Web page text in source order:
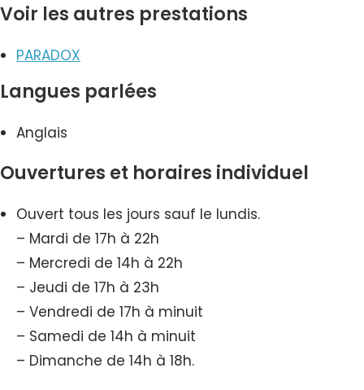
Voir les autres prestations
PARADOX
Langues parlées
Anglais
Ouvertures et horaires individuel
Ouvert tous les jours sauf le lundis.
– Mardi de 17h à 22h
– Mercredi de 14h à 22h
– Jeudi de 17h à 23h
– Vendredi de 17h à minuit
– Samedi de 14h à minuit
– Dimanche de 14h à 18h.